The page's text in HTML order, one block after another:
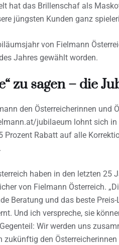
hat das Brillenschaf als
jüngsten Kunden ganz
von Fielmann
Jahres gewählt worden.
zu sagen – die
den Österreicherinnen und
jubilaeum lohnt sich
Prozent Rabatt auf alle
haben in den letzten 25
von Fielmann Österreich.
Beratung und das beste
Und ich verspreche, sie
Wir werden uns
den